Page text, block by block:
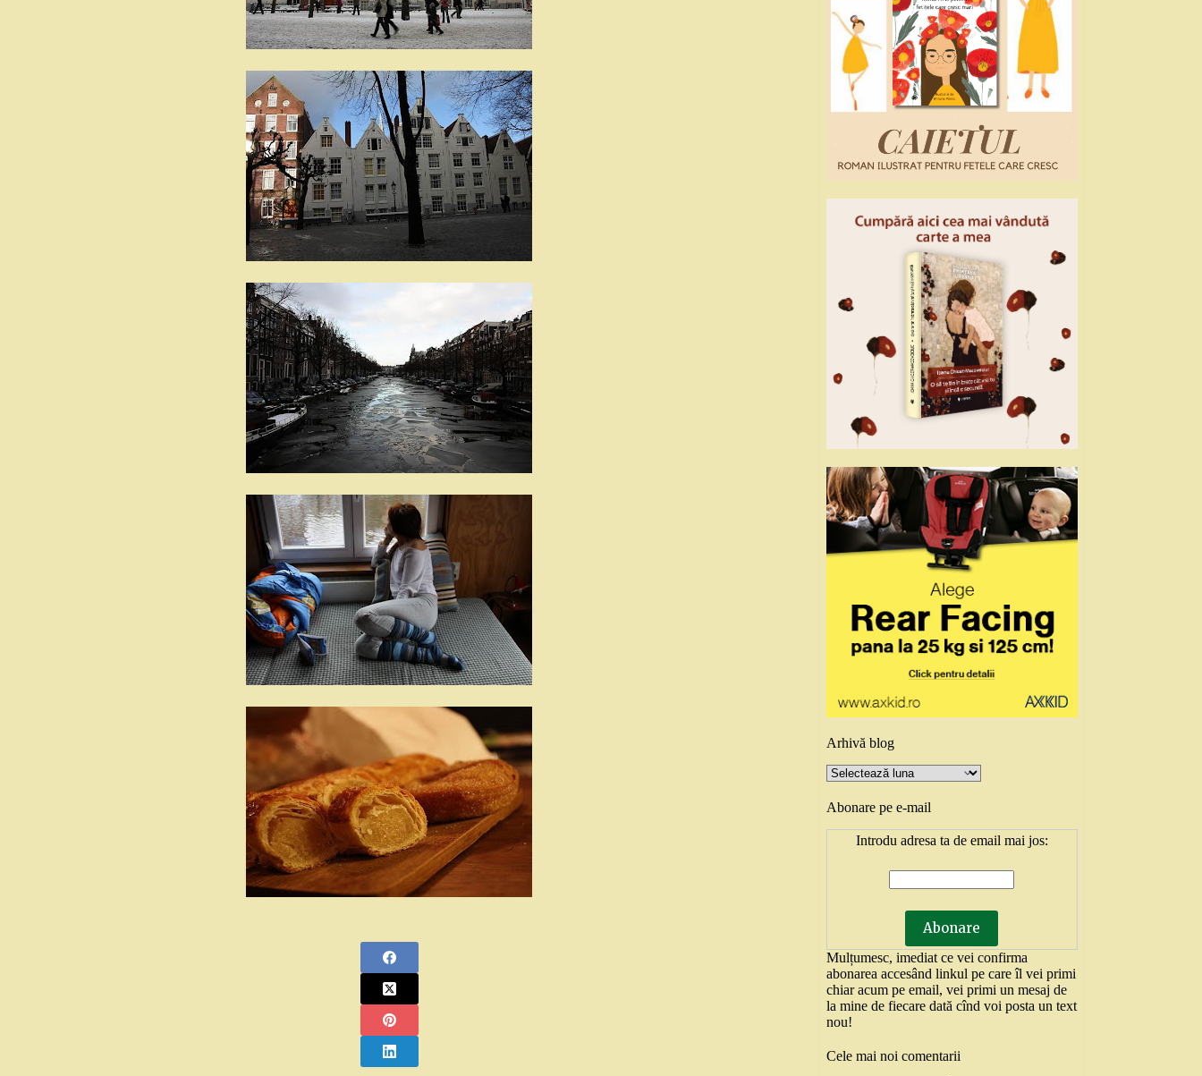
Arhivă blog
Arhivă
blog
Abonare pe e-mail
Introdu adresa ta de email mai jos:
Mulțumesc, imediat ce vei confirma
abonarea accesând linkul pe care îl vei primi
chiar acum pe email, vei primi un mesaj de
la mine de fiecare dată cînd voi posta un text
nou!
Cele mai noi comentarii